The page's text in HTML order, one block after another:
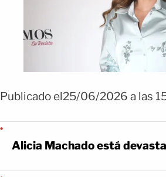
Publicado el25/06/2026 a las
Alicia Machado está